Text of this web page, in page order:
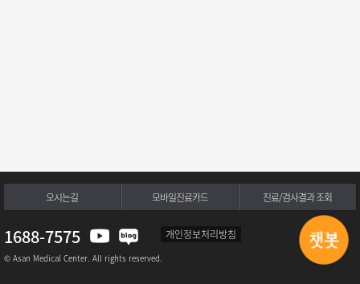
오시는길 모바일진료카드 진료/검사결과 조회
1688-7575 개인정보처리방침
© Asan Medical Center. All rights reserved.